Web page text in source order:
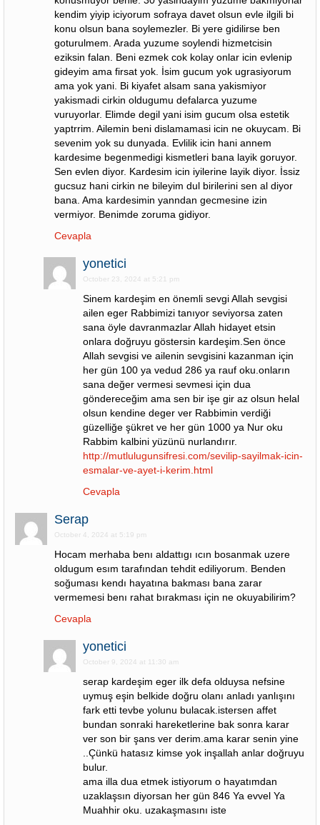
kendim yiyip iciyorum sofraya davet olsun evle ilgili bi
konu olsun bana soylemezler. Bi yere gidilirse ben
goturulmem. Arada yuzume soylendi hizmetcisin
eziksin falan. Beni ezmek cok kolay onlar icin evlenip
gideyim ama firsat yok. İsim gucum yok ugrasiyorum
ama yok yani. Bi kiyafet alsam sana yakismiyor
yakismadi cirkin oldugumu defalarca yuzume
vuruyorlar. Elimde degil yani isim gucum olsa estetik
yaptrrim. Ailemin beni dislamamasi icin ne okuycam. Bi
sevenim yok su dunyada. Evlilik icin hani annem
kardesime begenmedigi kismetleri bana layik goruyor.
Sen evlen diyor. Kardesim icin iyilerine layik diyor. İssiz
gucsuz hani cirkin ne bileyim dul birilerini sen al diyor
bana. Ama kardesimin yanndan gecmesine izin
vermiyor. Benimde zoruma gidiyor.
Cevapla
yonetici
October 23, 2024 at 5:21 pm
Sinem kardeşim en önemli sevgi Allah sevgisi
ailen eger Rabbimizi tanıyor seviyorsa zaten
sana öyle davranmazlar Allah hidayet etsin
onlara doğruyu göstersin kardeşim.Sen önce
Allah sevgisi ve ailenin sevgisini kazanman için
her gün 100 ya vedud 286 ya rauf oku.onların
sana değer vermesi sevmesi için dua
göndereceğim ama sen bir işe gir az olsun helal
olsun kendine deger ver Rabbimin verdiği
güzelliğe şükret ve her gün 1000 ya Nur oku
Rabbim kalbini yüzünü nurlandırır.
http://mutlulugunsifresi.com/sevilip-sayilmak-icin-
esmalar-ve-ayet-i-kerim.html
Cevapla
Serap
October 4, 2024 at 5:19 pm
Hocam merhaba benı aldattıgı ıcın bosanmak uzere
oldugum esım tarafından tehdit ediliyorum. Benden
soğuması kendı hayatına bakması bana zarar
vermemesi benı rahat bırakması için ne okuyabilirim?
Cevapla
yonetici
October 9, 2024 at 11:30 am
serap kardeşim eger ilk defa olduysa nefsine
uymuş eşin belkide doğru olanı anladı yanlışını
fark etti tevbe yolunu bulacak.istersen affet
bundan sonraki hareketlerine bak sonra karar
ver son bir şans ver derim.ama karar senin yine
..Çünkü hatasız kimse yok inşallah anlar doğruyu
bulur.
ama illa dua etmek istiyorum o hayatımdan
uzaklaşsın diyorsan her gün 846 Ya evvel Ya
Muahhir oku. uzakaşmasını iste